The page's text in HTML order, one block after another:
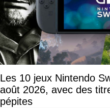
Les 10 jeux Nintendo
août 2026, avec des
pépites